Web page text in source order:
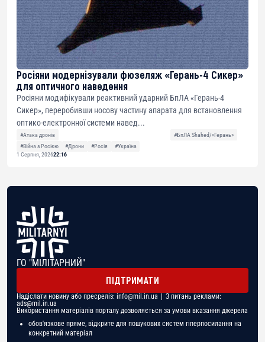
Росіяни модернізували фюзеляж «Герань-4 Сикер»
для оптичного наведення
Росіяни модифікували реактивний ударний БпЛА «Герань-4
Сикер», переробивши носову частину апарата для встановлення
оптико-електронної системи навед...
#Атака дронів
#БпЛА Shahed/«Герань»
#Війна з Росією
#Дрони #Росія
#Україна
1 Серпня, 202622:16
ГО "МІЛІТАРНИЙ"
ПІДТРИМАТИ
Надіслати новину або пресреліз: info@mil.in.ua | З питань реклами:
ads@mil.in.ua
Використання матеріалів порталу дозволяється за умови вказання джерела
обов'язкове пряме, відкрите для пошукових систем гіперпосилання на
конкретний матеріал